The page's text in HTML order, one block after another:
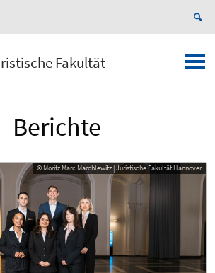
Fakultät
Berichte
© Moritz Marc Marchlewitz | Juristische Fakultät Hannover